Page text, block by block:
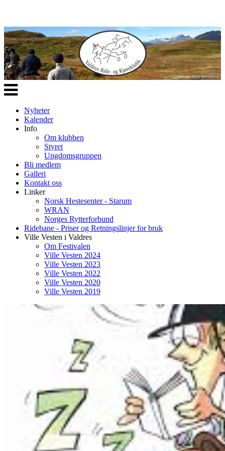
Veksle
navigasjon
Nyheter
Kalender
Info
Om klubben
Styret
Ungdomsgruppen
Bli medlem
Galleri
Kontakt oss
Linker
Norsk Hestesenter - Starum
WRAN
Norges Rytterforbund
Ridebane - Priser og Retningslinjer for bruk
Ville Vesten i Valdres
Om Festivalen
Ville Vesten 2024
Ville Vesten 2023
Ville Vesten 2022
Ville Vesten 2020
Ville Vesten 2019